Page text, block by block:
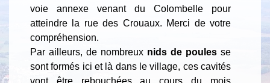
voie annexe venant du Colombelle pour
atteindre la rue des Crouaux. Merci de votre
compréhension.
Par ailleurs, de nombreux nids de poules se
sont formés ici et là dans le village, ces cavités
vont être rebouchées au cours du mois